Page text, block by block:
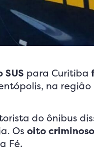
para Curitiba
na
do ônibus
Os oito
Fé.